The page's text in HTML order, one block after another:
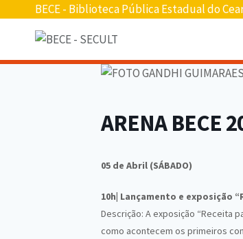
conteúdo
BECE - Biblioteca Pública Estadual do
ARENA BECE
05 de Abril (SÁBADO)
10h| Lançamento e exposição
Descrição: A exposição “Receita
como acontecem os primeiros